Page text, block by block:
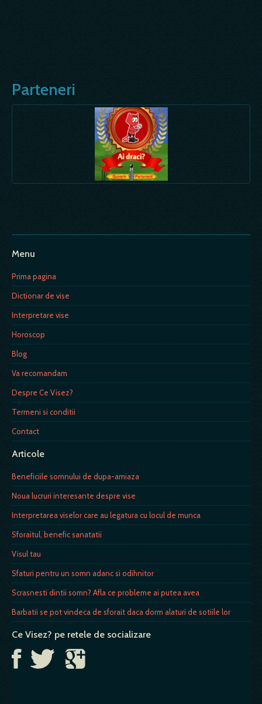
Parteneri
Menu
Prima pagina
Dictionar de vise
Interpretare vise
Horoscop
Blog
Va recomandam
Despre Ce Visez?
Termeni si conditii
Contact
Articole
Beneficiile somnului de dupa-amiaza
Noua lucruri interesante despre vise
Interpretarea viselor care au legatura cu locul de munca
Sforaitul, benefic sanatatii
Visul tau
Sfaturi pentru un somn adanc si odihnitor
Scrasnesti dintii somn? Afla ce probleme ai putea avea
Barbatii se pot vindeca de sforait daca dorm alaturi de sotiile lor
Ce Visez? pe retele de socializare